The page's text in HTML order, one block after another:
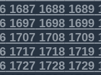
168716881689
169716981699
170717081709
171717181719
172717281729